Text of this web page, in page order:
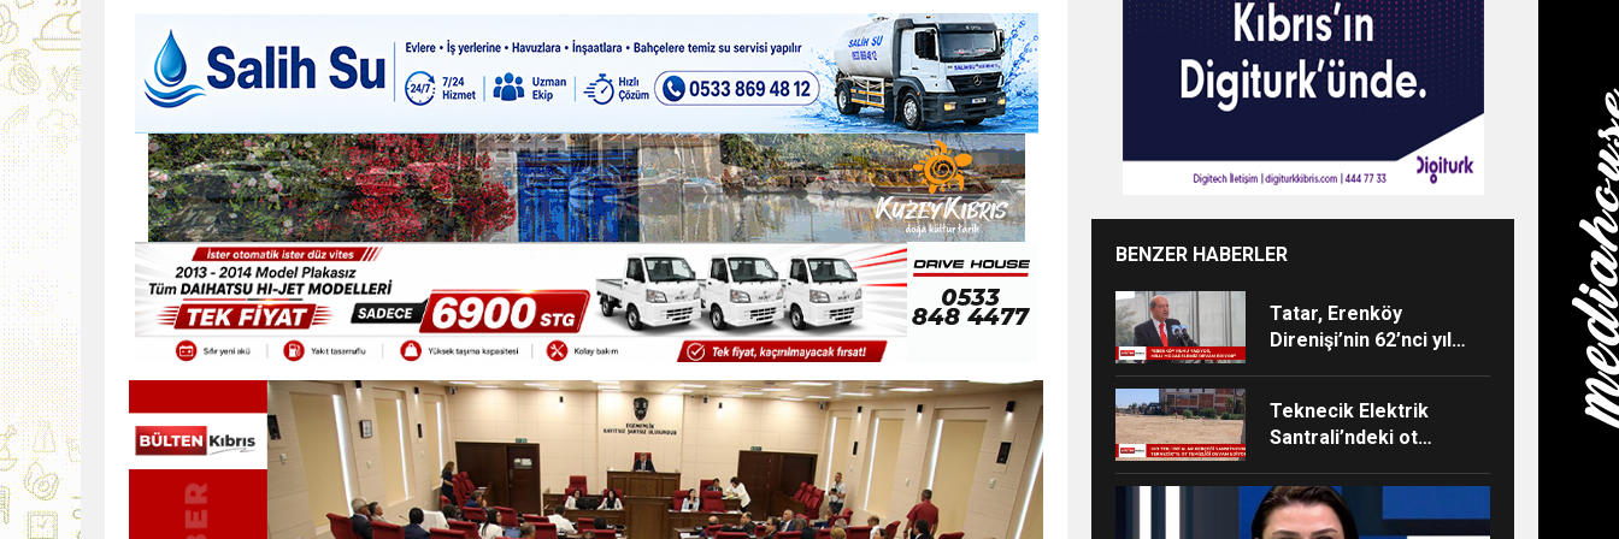
9:30 SON DAKİKA
13:42 BEROVA: HAYAT PAHALILIĞI ÖNGÖRÜMÜZ YÜZDE 7.5 İLE 8.5 ARASINDA
20:30 Cumhurbaşkanı Erhürman sergi açılışında fenalaşarak hastaneye kaldırıldı BENZER HABERLER
Tatar, Erenköy
Direnişi’nin 62’nci yıl
Teknecik Elektrik
Santrali’ndeki ot
Temmuz’dan beri
devam ediyor